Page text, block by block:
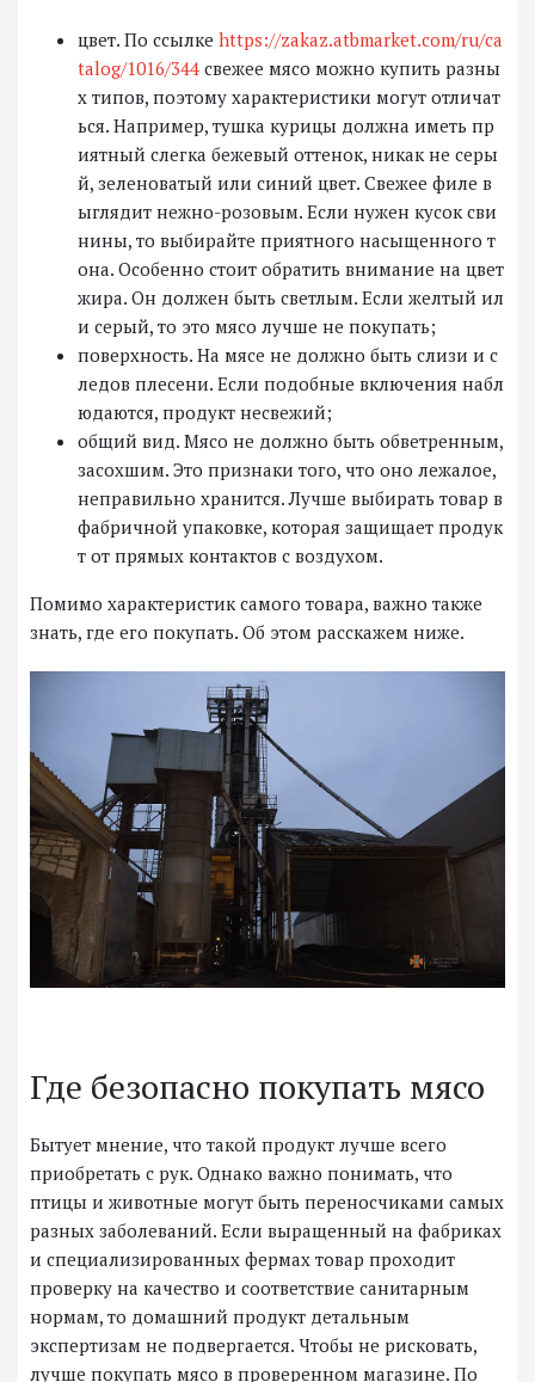
цвет. По ссылке https://zakaz.atbmarket.com/ru/ca
talog/1016/344 свежее мясо можно купить разны
х типов, поэтому характеристики могут отличат
ься. Например, тушка курицы должна иметь пр
иятный слегка бежевый оттенок, никак не серы
й, зеленоватый или синий цвет. Свежее филе в
ыглядит нежно-розовым. Если нужен кусок сви
нины, то выбирайте приятного насыщенного т
она. Особенно стоит обратить внимание на цвет
жира. Он должен быть светлым. Если желтый ил
и серый, то это мясо лучше не покупать;
поверхность. На мясе не должно быть слизи и с
ледов плесени. Если подобные включения набл
юдаются, продукт несвежий;
общий вид. Мясо не должно быть обветренным,
засохшим. Это признаки того, что оно лежалое,
неправильно хранится. Лучше выбирать товар в
фабричной упаковке, которая защищает продук
т от прямых контактов с воздухом.
Помимо характеристик самого товара, важно также
знать, где его покупать. Об этом расскажем ниже.
Где безопасно покупать мясо
Бытует мнение, что такой продукт лучше всего
приобретать с рук. Однако важно понимать, что
птицы и животные могут быть переносчиками самых
разных заболеваний. Если выращенный на фабриках
и специализированных фермах товар проходит
проверку на качество и соответствие санитарным
нормам, то домашний продукт детальным
экспертизам не подвергается. Чтобы не рисковать,
лучше покупать мясо в проверенном магазине. По